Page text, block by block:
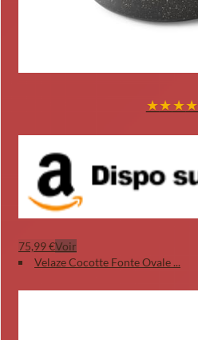
★★★★
75,99 €Voir
Velaze Cocotte Fonte Ovale ...